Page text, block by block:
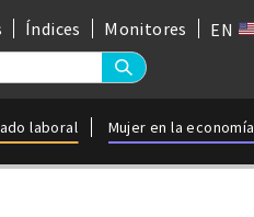
Índices Monitores EN
laboral Mujer en la economía